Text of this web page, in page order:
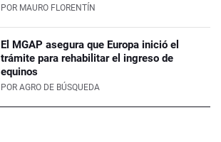
POR MAURO FLORENTÍN
El MGAP asegura que Europa inició el
trámite para rehabilitar el ingreso de
equinos
POR AGRO DE BÚSQUEDA